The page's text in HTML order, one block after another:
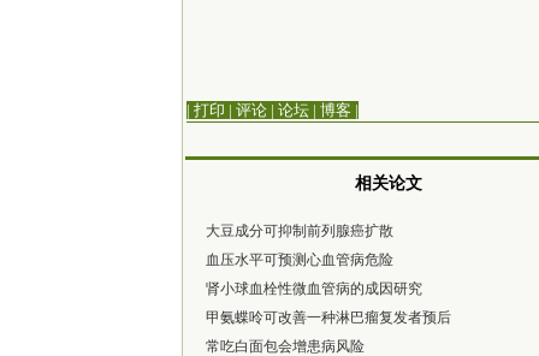
| 打印 | 评论 | 论坛 | 博客 |
相关论文
大豆成分可抑制前列腺癌扩散
血压水平可预测心血管病危险
肾小球血栓性微血管病的成因研究
甲氨蝶呤可改善一种淋巴瘤复发者预后
常吃白面包会增患病风险